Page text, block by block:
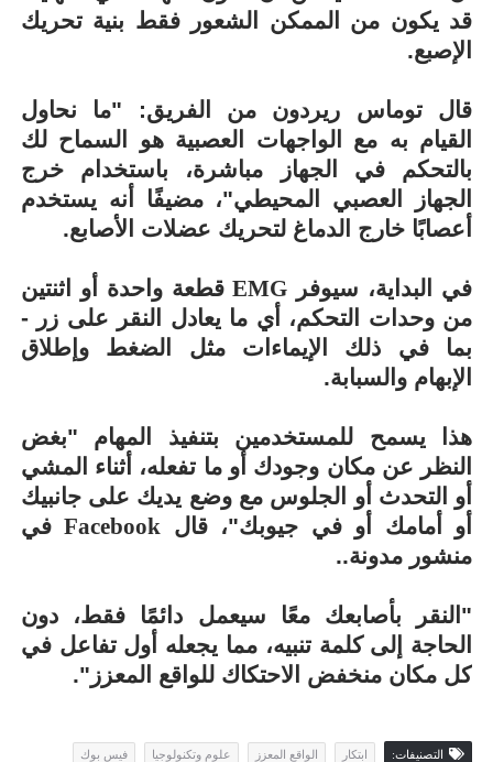
قد يكون من الممكن الشعور فقط بنية تحريك
الإصبع.
قال توماس ريردون من الفريق: "ما نحاول
القيام به مع الواجهات العصبية هو السماح لك
بالتحكم في الجهاز مباشرة، باستخدام خرج
الجهاز العصبي المحيطي"، مضيفًا أنه يستخدم
أعصابًا خارج الدماغ لتحريك عضلات الأصابع.
في البداية، سيوفر EMG قطعة واحدة أو اثنتين
من وحدات التحكم، أي ما يعادل النقر على زر -
بما في ذلك الإيماءات مثل الضغط وإطلاق
الإبهام والسبابة.
هذا يسمح للمستخدمين بتنفيذ المهام "بغض
النظر عن مكان وجودك أو ما تفعله، أثناء المشي
أو التحدث أو الجلوس مع وضع يديك على جانبيك
أو أمامك أو في جيوبك"، قال Facebook في
منشور مدونة..
"النقر بأصابعك معًا سيعمل دائمًا فقط، دون
الحاجة إلى كلمة تنبيه، مما يجعله أول تفاعل في
كل مكان منخفض الاحتكاك للواقع المعزز".
التصنيفات: ابتكار الواقع المعزز علوم وتكنولوجيا فيس بوك